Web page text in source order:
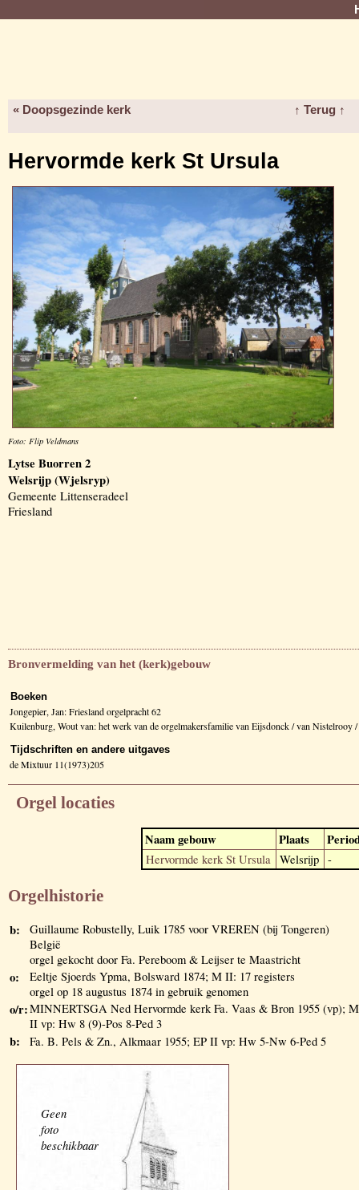
« Doopsgezinde kerk ↑ Terug ↑
Hervormde kerk St Ursula
Foto: Flip Veldmans
Lytse Buorren 2
Welsrijp (Wjelsryp)
Gemeente Littenseradeel
Friesland
Bronvermelding van het (kerk)gebouw
Boeken
Jongepier, Jan: Friesland orgelpracht 62
Kuilenburg, Wout van: het werk van de orgelmakersfamilie van Eijsdonck / van
Tijdschriften en andere uitgaves
de Mixtuur 11(1973)205
Orgel locaties
Naam gebouw Plaats
Hervormde kerk St Ursula Welsrijp -
Orgelhistorie
b:
Guillaume Robustelly, Luik 1785 voor VREREN (bij Tongeren)
België
orgel gekocht door Fa. Pereboom & Leijser te Maastricht
o:
Eeltje Sjoerds Ypma, Bolsward 1874; M II: 17 registers
orgel op 18 augustus 1874 in gebruik genomen
o/r:MINNERTSGA Ned Hervormde kerk Fa. Vaas & Bron 1955 (vp); M
II vp: Hw 8 (9)-Pos 8-Ped 3
b: Fa. B. Pels & Zn., Alkmaar 1955; EP II vp: Hw 5-Nw 6-Ped 5
Geen
foto
beschikbaar